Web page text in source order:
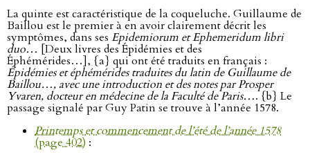
La quinte est caractéristique de la coqueluche. Guillaume de
Baillou est le premier à en avoir clairement décrit les
symptômes, dans ses Epidemiorum et Ephemeridum libri
duo… [Deux livres des Épidémies et des
Éphémérides…], {a} qui ont été traduits en français :
Épidémies et éphémérides traduites du latin de Guillaume de
Baillou…, avec une introduction et des notes par Prosper
Yvaren, docteur en médecine de la Faculté de Paris…. {b} Le
passage signalé par Guy Patin se trouve à l’année 1578.
Printemps et commencement de l’été de l’année 1578
(page 402) :